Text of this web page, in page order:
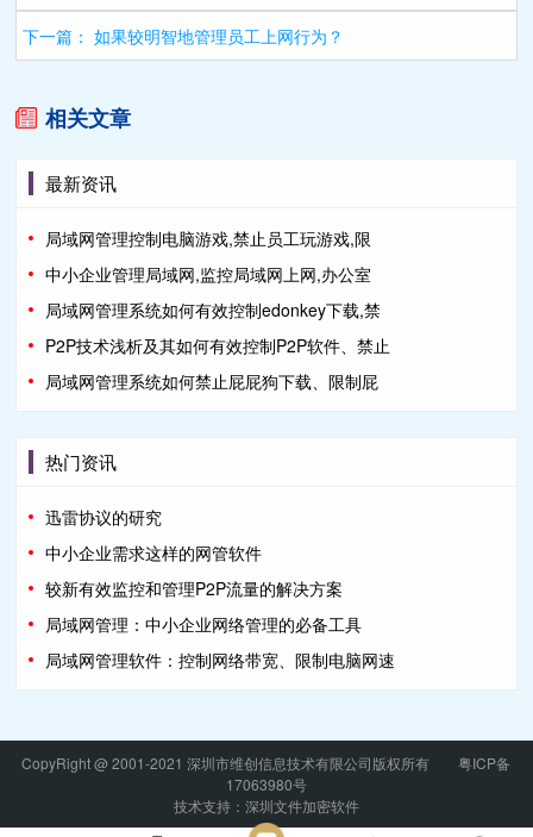
下一篇： 如果较明智地管理员工上网行为？
相关文章
最新资讯
局域网管理控制电脑游戏,禁止员工玩游戏,限
中小企业管理局域网,监控局域网上网,办公室
局域网管理系统如何有效控制edonkey下载,禁
P2P技术浅析及其如何有效控制P2P软件、禁止
局域网管理系统如何禁止屁屁狗下载、限制屁
热门资讯
迅雷协议的研究
中小企业需求这样的网管软件
较新有效监控和管理P2P流量的解决方案
局域网管理：中小企业网络管理的必备工具
局域网管理软件：控制网络带宽、限制电脑网速
CopyRight @ 2001-2021 深圳市维创信息技术有限公司版权所有粤ICP备
17063980号
技术支持：深圳文件加密软件